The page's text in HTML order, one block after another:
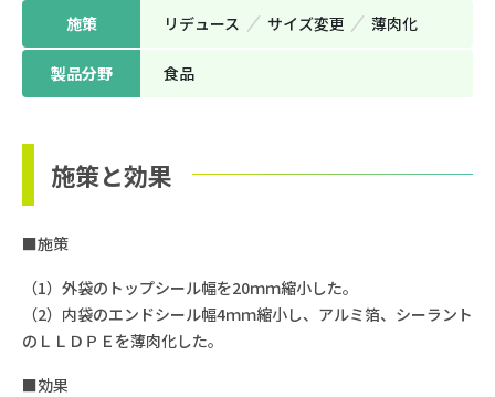
施策 リデュース サイズ変更 薄⾁化
製品分野 ⾷品
施策と効果
■施策
（1）外袋のトップシール幅を20ｍｍ縮小した。
（2）内袋のエンドシール幅4ｍｍ縮小し、アルミ箔、シーラント
のＬＬＤＰＥを薄肉化した。
■効果